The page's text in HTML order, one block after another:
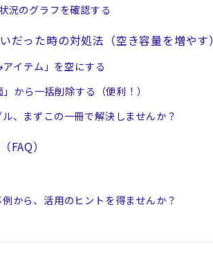
況のグラフを確認する
だった時の対処法（空き容量を増やす）
イテム」を空にする
から一括削除する（便利！）
、まずこの一冊で解決しませんか？
FAQ）
から、活用のヒントを得ませんか？